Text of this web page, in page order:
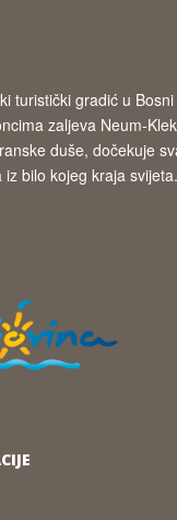
turistički gradić u
zaljeva Neum-
duše, dočekuje
bilo kojeg kraja svijeta.